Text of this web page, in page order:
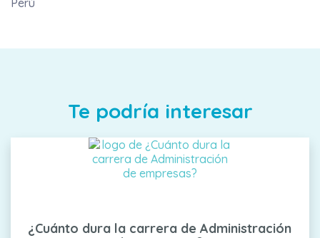
Te podría interesar
¿Cuánto dura la carrera de Administración